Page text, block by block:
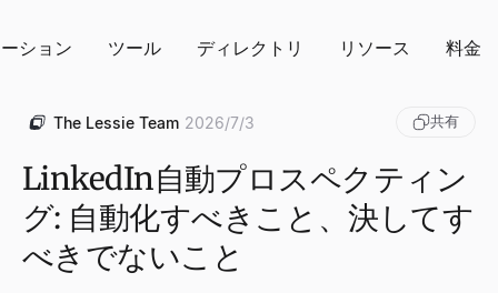
ション ツール ディレクトリ リソース 料金
The Lessie Team 2026/7/3 共有
LinkedIn自動プロスペクティン
グ: 自動化すべきこと、決してす
べきでないこと